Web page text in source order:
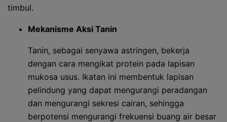
timbul.
Mekanisme Aksi Tanin
Tanin, sebagai senyawa astringen, bekerja
dengan cara mengikat protein pada lapisan
mukosa usus. Ikatan ini membentuk lapisan
pelindung yang dapat mengurangi peradangan
dan mengurangi sekresi cairan, sehingga
berpotensi mengurangi frekuensi buang air besar